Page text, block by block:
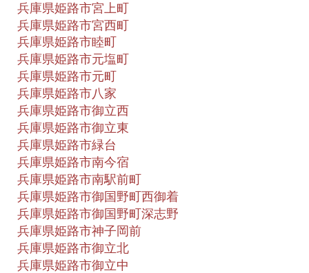
兵庫県姫路市宮上町
兵庫県姫路市宮西町
兵庫県姫路市睦町
兵庫県姫路市元塩町
兵庫県姫路市元町
兵庫県姫路市八家
兵庫県姫路市御立西
兵庫県姫路市御立東
兵庫県姫路市緑台
兵庫県姫路市南今宿
兵庫県姫路市南駅前町
兵庫県姫路市御国野町西御着
兵庫県姫路市御国野町深志野
兵庫県姫路市神子岡前
兵庫県姫路市御立北
兵庫県姫路市御立中